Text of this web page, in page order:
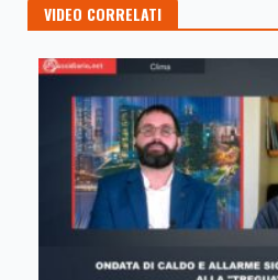
VIDEO CORRELATI